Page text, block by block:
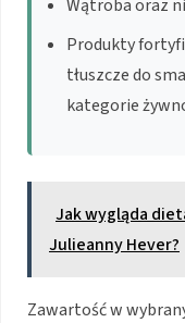
Wątroba oraz
Produkty
tłuszcze do
kategorie
Jak wygląda
Julieanny Hever?
Zawartość w